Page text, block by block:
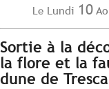
Le Lundi 10
Sortie à la
la flore et la
dune de